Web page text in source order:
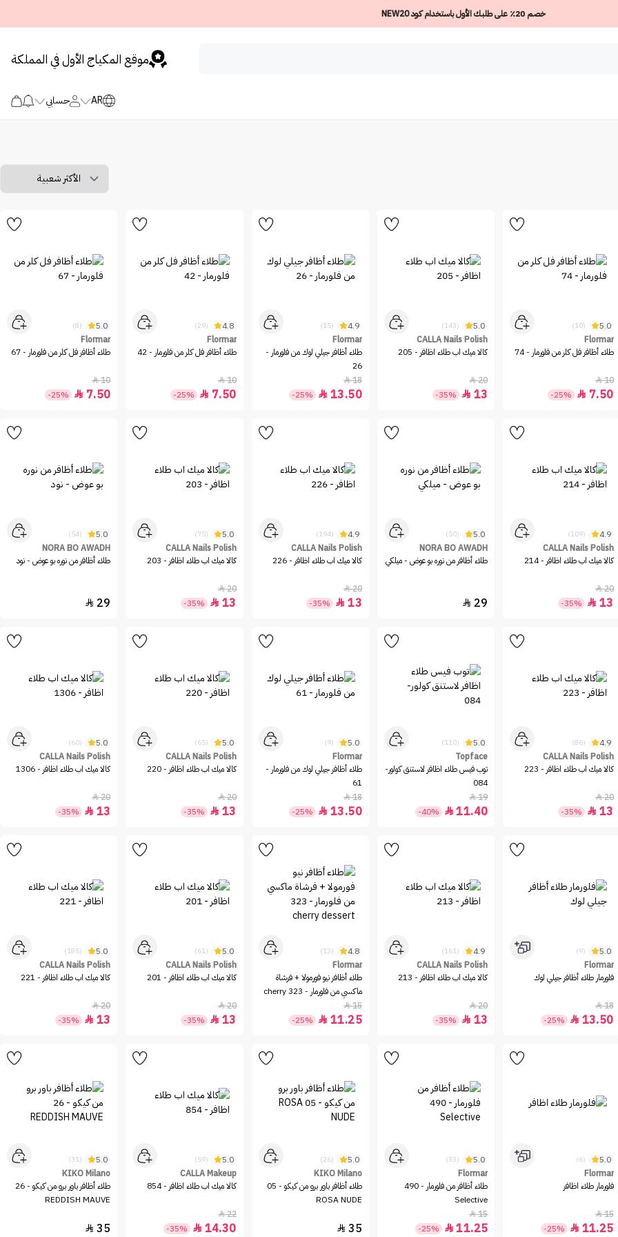
خصم 20٪ على طلبك الأول باستخدام كود NEW20
موقع المكياج الأول في المملكة
AR حسابي
5.0
(10)
Flormar
طلاء أظافر فل كلر من فلورمار - 74
10

7.50

-25%
5.0
(143)
CALLA Nails Polish
كالا ميك اب طلاء اظافر - 205
20

13

-35%
4.9
(15)
Flormar
طلاء أظافر جيلي لوك من فلورمار -
26
18

13.50

-25%
4.8
(29)
Flormar
طلاء أظافر فل كلر من فلورمار - 42
10

7.50

-25%
5.0
(8)
Flormar
طلاء أظافر فل كلر من فلورمار - 67
10

7.50

-25%
4.9
(109)
CALLA Nails Polish
كالا ميك اب طلاء اظافر - 214
20

13

-35%
5.0
(50)
NORA BO AWADH
طلاء أظافر من نوره بو عوض - ميلكي
29

4.9
(194)
CALLA Nails Polish
كالا ميك اب طلاء اظافر - 226
20

13

-35%
5.0
(75)
CALLA Nails Polish
كالا ميك اب طلاء اظافر - 203
20

13

-35%
5.0
(54)
NORA BO AWADH
طلاء أظافر من نوره بو عوض - نود
29

4.9
(86)
CALLA Nails Polish
كالا ميك اب طلاء اظافر - 223
20

13

-35%
5.0
(110)
Topface
توب فيس طلاء اظافر لاستنق كولور-
084
19

11.40

-40%
5.0
(9)
Flormar
طلاء أظافر جيلي لوك من فلورمار -
61
18

13.50

-25%
5.0
(65)
CALLA Nails Polish
كالا ميك اب طلاء اظافر - 220
20

13

-35%
5.0
(60)
CALLA Nails Polish
كالا ميك اب طلاء اظافر - 1306
20

13

-35%
5.0
(9)
Flormar
فلورمار طلاء أظافر جيلي لوك
18

13.50

-25%
4.9
(161)
CALLA Nails Polish
كالا ميك اب طلاء اظافر - 213
20

13

-35%
4.8
(13)
Flormar
طلاء أظافر نيو فورمولا + فرشاة
ماكسي من فلورمار - 323 cherry
dessert
15

11.25

-25%
5.0
(61)
CALLA Nails Polish
كالا ميك اب طلاء اظافر - 201
20

13

-35%
5.0
(185)
CALLA Nails Polish
كالا ميك اب طلاء اظافر - 221
20

13

-35%
5.0
(6)
Flormar
فلورمار طلاء اظافر
15

11.25

-25%
5.0
(33)
Flormar
طلاء أظافر من فلورمار - 490
Selective
15

11.25

-25%
5.0
(26)
KIKO Milano
طلاء أظافر باور برو من كيكو - 05
ROSA NUDE
35

5.0
(59)
CALLA Makeup
كالا ميك اب طلاء اظافر - 854
22

14.30

-35%
5.0
(31)
KIKO Milano
طلاء أظافر باور برو من كيكو - 26
REDDISH MAUVE
35
